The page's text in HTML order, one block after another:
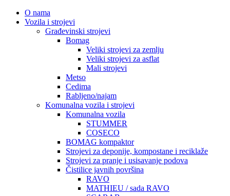
O nama
Vozila i strojevi
Građevinski strojevi
Bomag
Veliki strojevi za zemlju
Veliki strojevi za asflat
Mali strojevi
Metso
Cedima
Rabljeno/najam
Komunalna vozila i strojevi
Komunalna vozila
STUMMER
COSECO
BOMAG kompaktor
Strojevi za deponije, kompostane i reciklaže
Strojevi za pranje i usisavanje podova
Čistilice javnih površina
RAVO
MATHIEU / sada RAVO